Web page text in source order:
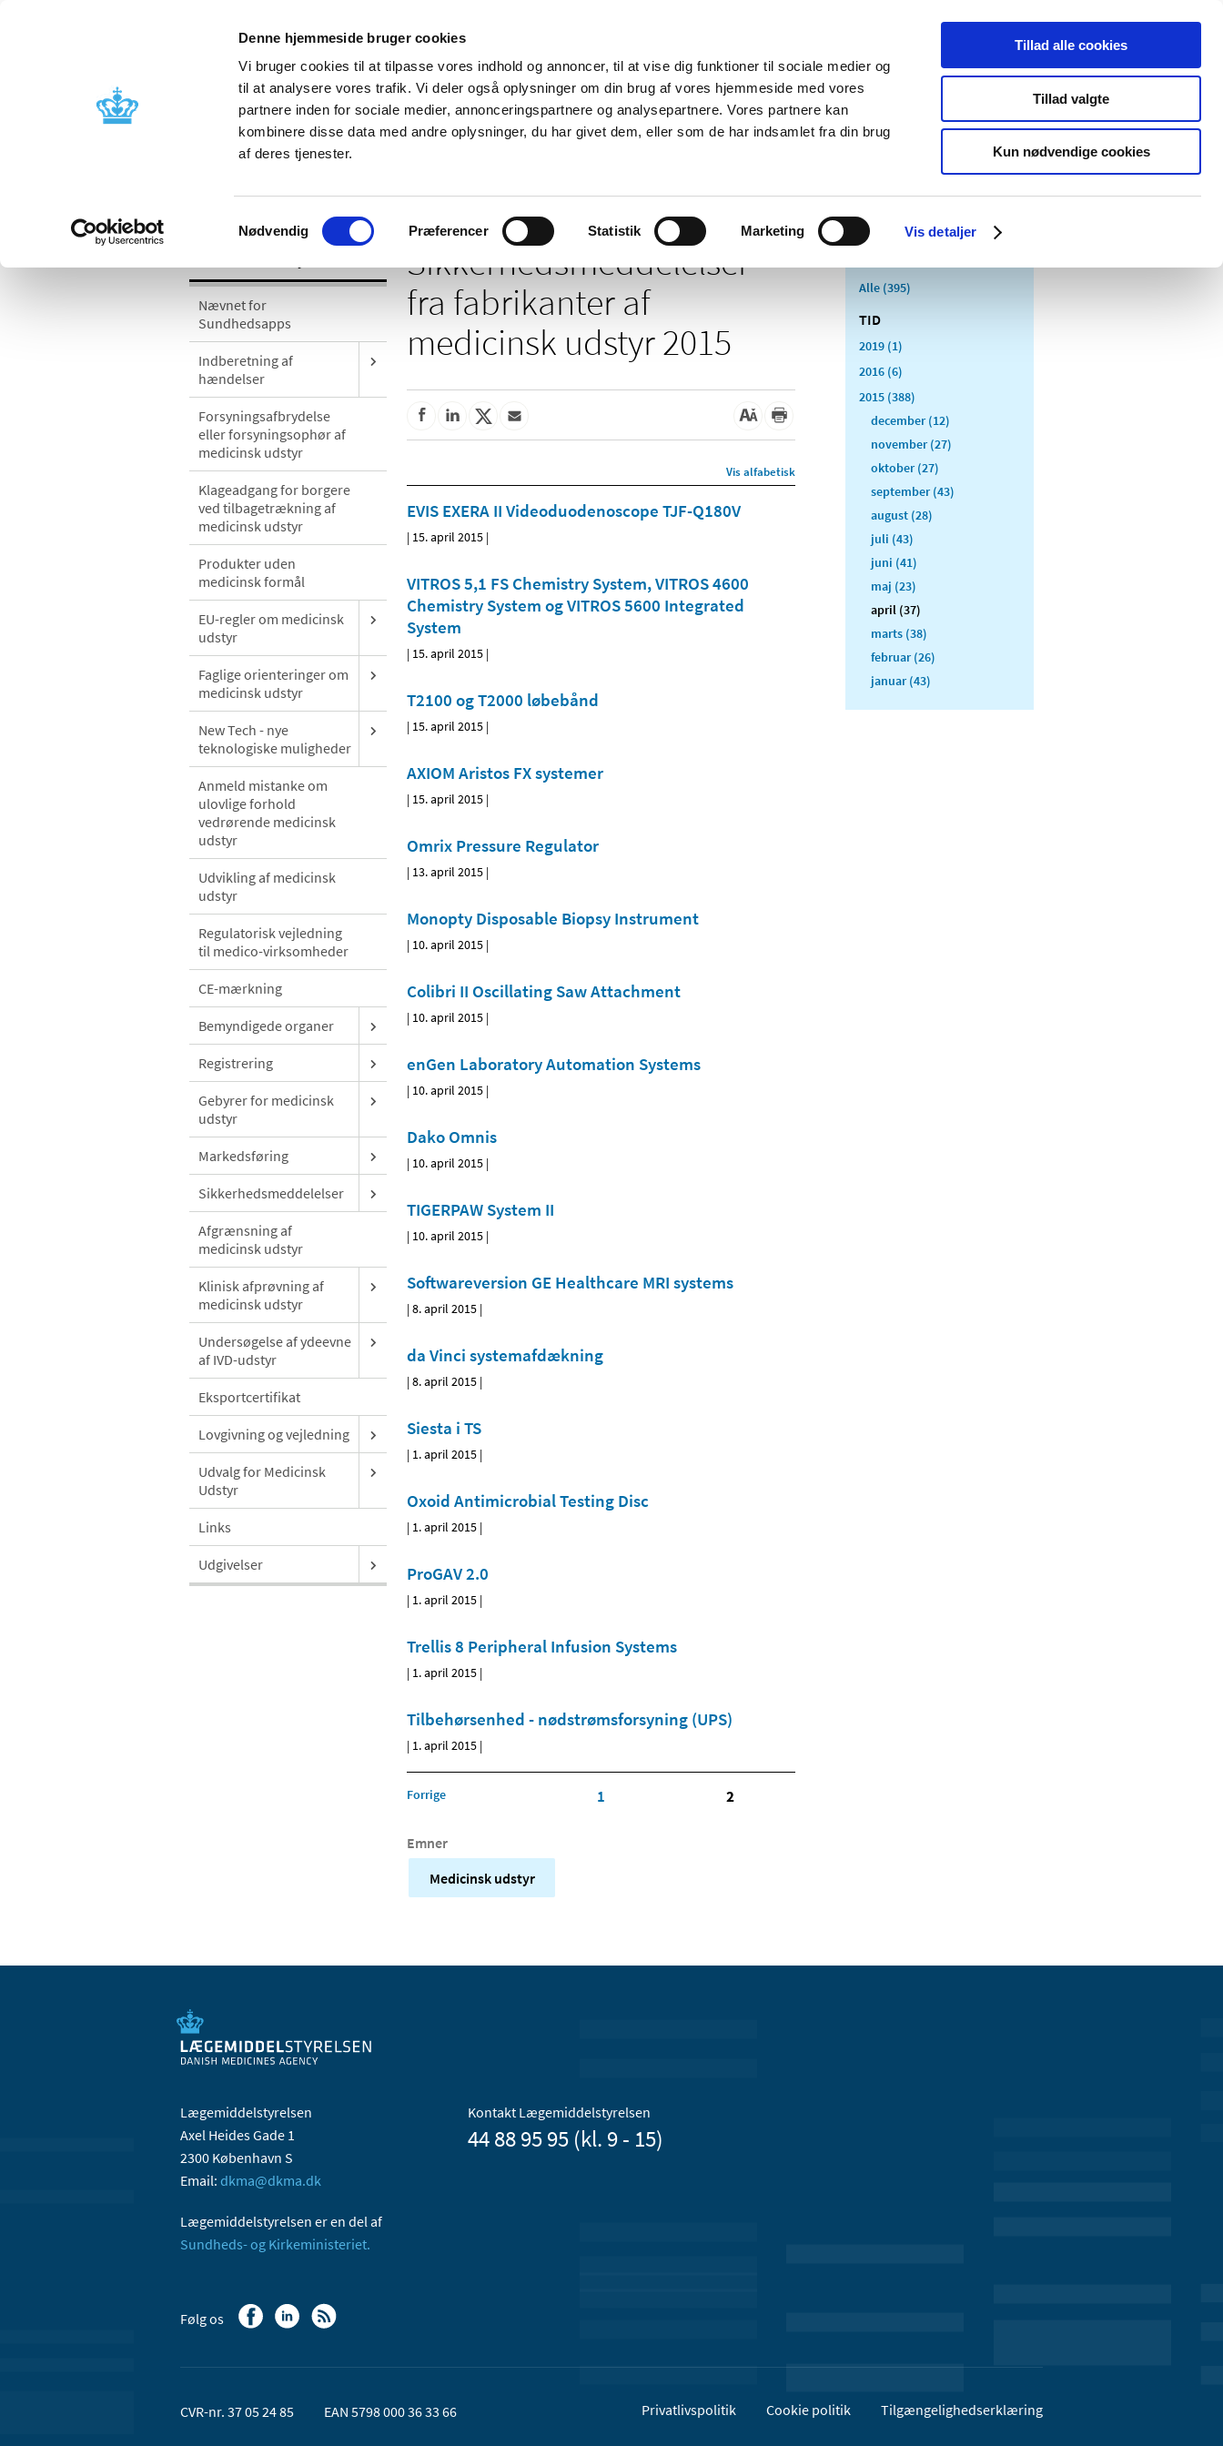
Denne hjemmeside bruger cookies
Vi bruger cookies til at tilpasse vores indhold og annoncer, til at vise dig funktioner til sociale medier og
til at analysere vores trafik. Vi deler også oplysninger om din brug af vores hjemmeside med vores
partnere inden for sociale medier, annonceringspartnere og analysepartnere. Vores partnere kan
kombinere disse data med andre oplysninger, du har givet dem, eller som de har indsamlet fra din brug
af deres tjenester.
Samtykkevalg
Nødvendig Præferencer Statistik Marketing Vis detaljer
Tillad alle cookies
Tillad valgte
Kun nødvendige cookies
Nyheder Om os Kontakt Udgivelser
Godkendelse og
Bivirkninger og
produktinformation
Tilskud og
Apoteker og salg af
Medicinsk
Særlige
produktområder
Nævnet for
Sundhedsapps
Indberetning af
hændelser
Forsyningsafbrydelse
eller forsyningsophør af
medicinsk udstyr
Klageadgang for borgere
ved tilbagetrækning af
medicinsk udstyr
Produkter uden
medicinsk formål
EU-regler om medicinsk
udstyr
Faglige orienteringer om
medicinsk udstyr
New Tech - nye
teknologiske muligheder
Anmeld mistanke om
ulovlige forhold
vedrørende medicinsk
udstyr
Udvikling af medicinsk
udstyr
Regulatorisk vejledning
til medico-virksomheder
CE-mærkning
Bemyndigede organer
Registrering
Gebyrer for medicinsk
udstyr
Markedsføring
Sikkerhedsmeddelelser
Afgrænsning af
medicinsk udstyr
Klinisk afprøvning af
medicinsk udstyr
Undersøgelse af ydeevne
af IVD-udstyr
Eksportcertifikat
Lovgivning og vejledning
Udvalg for Medicinsk
Udstyr
Links
Udgivelser
Sikkerheds­meddelelser
fra fabrikanter af
medicinsk udstyr 2015
Vis alfabetisk
EVIS EXERA II Videoduodenoscope TJF-Q180V
| 15. april 2015 |
VITROS 5,1 FS Chemistry System, VITROS 4600
Chemistry System og VITROS 5600 Integrated
System
| 15. april 2015 |
T2100 og T2000 løbebånd
| 15. april 2015 |
AXIOM Aristos FX systemer
| 15. april 2015 |
Omrix Pressure Regulator
| 13. april 2015 |
Monopty Disposable Biopsy Instrument
| 10. april 2015 |
Colibri II Oscillating Saw Attachment
| 10. april 2015 |
enGen Laboratory Automation Systems
| 10. april 2015 |
Dako Omnis
| 10. april 2015 |
TIGERPAW System II
| 10. april 2015 |
Softwareversion GE Healthcare MRI systems
|8. april 2015 |
da Vinci systemafdækning
|8. april 2015 |
Siesta i TS
| 1. april 2015 |
Oxoid Antimicrobial Testing Disc
| 1. april 2015 |
ProGAV 2.0
| 1. april 2015 |
Trellis 8 Peripheral Infusion Systems
| 1. april 2015 |
Tilbehørsenhed - nødstrømsforsyning (UPS)
| 1. april 2015 |
Forrige 1 2
Emner
Medicinsk udstyr
Alle (395)
TID
2019 (1)
2016 (6)
2015 (388)
december (12)
november (27)
oktober (27)
september (43)
august (28)
juli (43)
juni (41)
maj (23)
april (37)
marts (38)
februar (26)
januar (43)
Lægemiddelstyrelsen
Axel Heides Gade 1
2300 København S
Email: dkma@dkma.dk
Lægemiddelstyrelsen er en del af
Sundheds- og Kirkeministeriet.
Kontakt Lægemiddelstyrelsen
44 88 95 95 (kl. 9 - 15)
Følg os
CVR-nr. 37 05 24 85 EAN 5798 000 36 33 66 Privatlivspolitik Cookie politik Tilgængelighedserklæring